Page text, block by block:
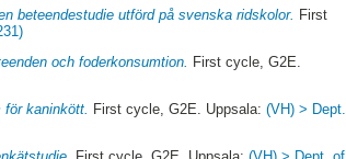
beteendestudie utförd på svenska ridskolor. First
och foderkonsumtion.
First cycle, G2E.
kaninkött. First cycle, G2E. Uppsala:(VH) > Dept.